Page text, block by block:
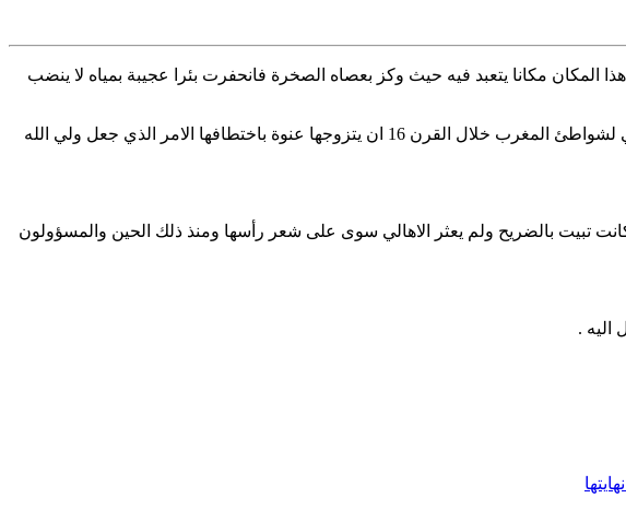
المكان مكانا يتعبد فيه حيث وكز بعصاه الصخرة فانحفرت بئرا عجيبة بمياه لا ينضب
وتحكي الروايات الشفوية ان ولي الله سيدي بوعبد الحق افتك شقيقته المتعبدة التي حاول احد جنيرالات الاحتلال البرتغالي لشواطئ المغرب خلال القرن 16 ان يتزوجها عنوة باختطافها الامر الذي جعل ولي الله
تبيت بالضريح ولم يعثر الاهالي سوى على شعر رأسها ومنذ ذلك الحين والمسؤولون
اليه .